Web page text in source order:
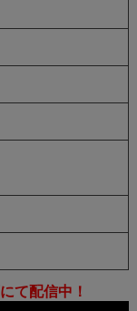
て配信中！